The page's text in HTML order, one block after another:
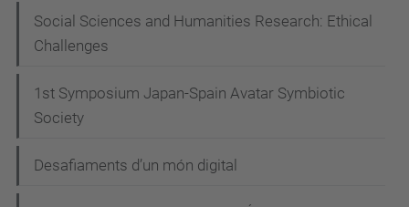
novetat,
aquesta
edició
serà
acreditada
pel
Consell
Social Sciences and Humanities Research: Ethical
Challenges
1st Symposium Japan-Spain Avatar Symbiotic
Society
Desafiaments d’un món digital